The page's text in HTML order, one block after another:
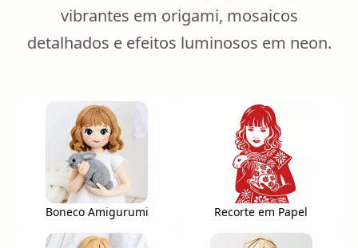
vibrantes em origami, mosaicos
detalhados e efeitos luminosos em neon.
Boneco Amigurumi Recorte em Papel